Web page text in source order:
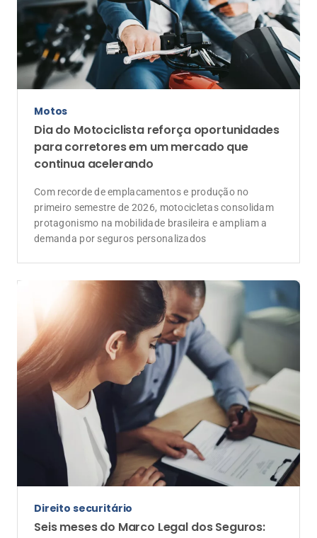
Motos
Dia do Motociclista reforça oportunidades
para corretores em um mercado que
continua acelerando
Com recorde de emplacamentos e produção no
primeiro semestre de 2026, motocicletas consolidam
protagonismo na mobilidade brasileira e ampliam a
demanda por seguros personalizados
Direito securitário
Seis meses do Marco Legal dos Seguros: